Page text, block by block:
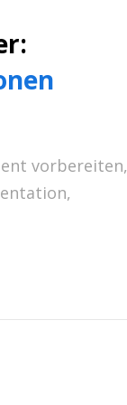
vorbereiten,
,